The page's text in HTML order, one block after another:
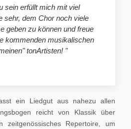
sein erfüllt mich mit viel
sehr, dem Chor noch viele
geben zu können und freue
kommenden musikalischen
tonArtisten! "
ein Liedgut aus nahezu allen
reicht von Klassik über
zeitgenössisches Repertoire, um